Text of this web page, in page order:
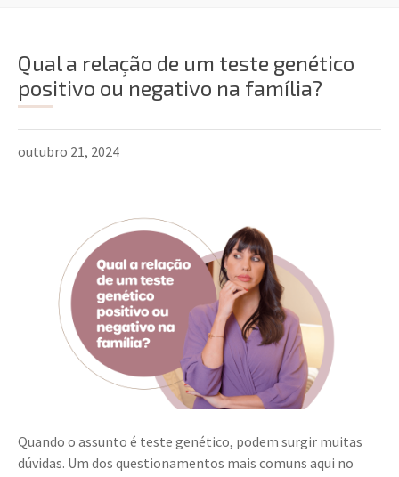
Qual a relação de um teste genético
positivo ou negativo na família?
outubro 21, 2024
Quando o assunto é teste genético, podem surgir muitas
dúvidas. Um dos questionamentos mais comuns aqui no